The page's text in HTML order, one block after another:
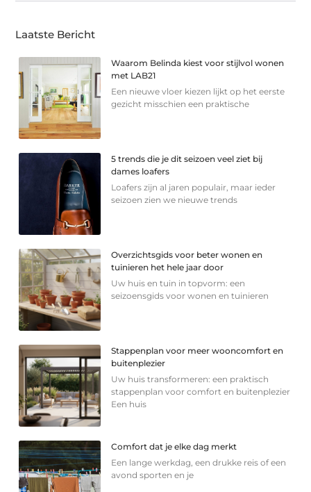
Laatste Bericht
Waarom Belinda kiest voor stijlvol wonen
met LAB21
Een nieuwe vloer kiezen lijkt op het eerste
gezicht misschien een praktische
5 trends die je dit seizoen veel ziet bij
dames loafers
Loafers zijn al jaren populair, maar ieder
seizoen zien we nieuwe trends
Overzichtsgids voor beter wonen en
tuinieren het hele jaar door
Uw huis en tuin in topvorm: een
seizoensgids voor wonen en tuinieren
Stappenplan voor meer wooncomfort en
buitenplezier
Uw huis transformeren: een praktisch
stappenplan voor comfort en buitenplezier
Een huis
Comfort dat je elke dag merkt
Een lange werkdag, een drukke reis of een
avond sporten en je